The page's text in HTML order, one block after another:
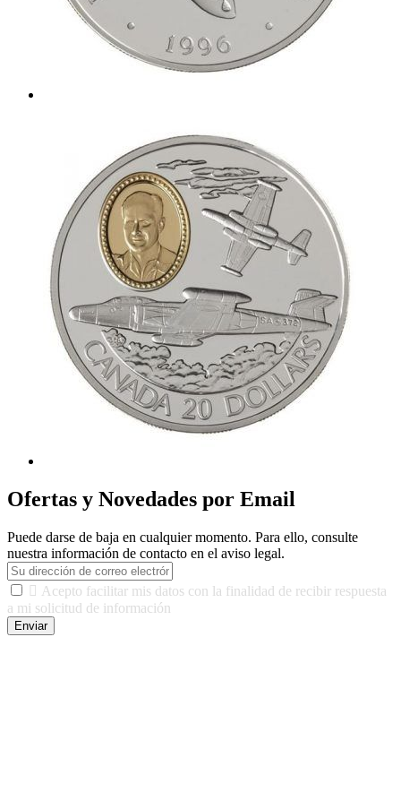
Ofertas y Novedades por Email
Puede darse de baja en cualquier momento. Para ello, consulte
nuestra información de contacto en el aviso legal.
 Acepto facilitar mis datos con la finalidad de recibir respuesta
a mi solicitud de información
Enviar